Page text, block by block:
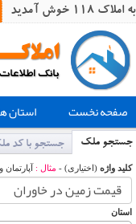
به املاک 118 خوش آمدید
صفحه نخست استان
جستجو ملک جستجو با کد
کلید واژه (اختیاری) - مثال :
استان